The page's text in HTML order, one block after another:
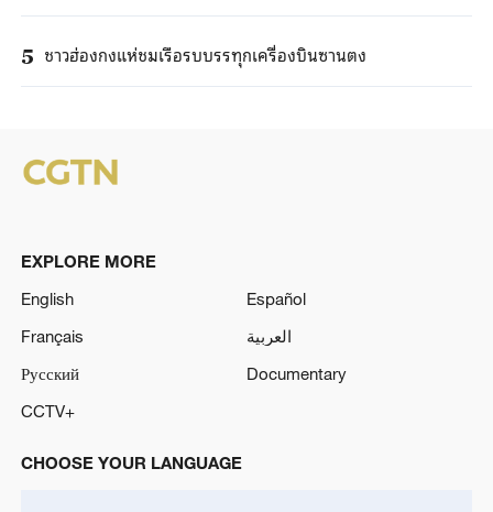
5 ชาวฮ่องกงแห่ชมเรือรบบรรทุกเครื่องบินซานตง
EXPLORE MORE
English
Español
Français
العربية
Русский
Documentary
CCTV+
CHOOSE YOUR LANGUAGE